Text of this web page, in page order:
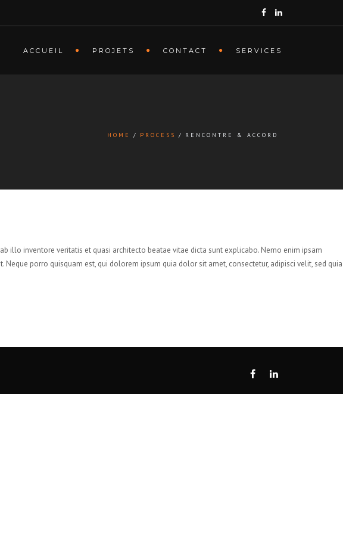
ACCUEIL PROJETS CONTACT SERVICES
HOME PROCESS RENCONTRE & ACCORD
illo inventore veritatis et quasi architecto beatae vitae dicta sunt explicabo. Nemo enim ipsam
porro quisquam est, qui dolorem ipsum quia dolor sit amet, consectetur, adipisci velit, sed quia